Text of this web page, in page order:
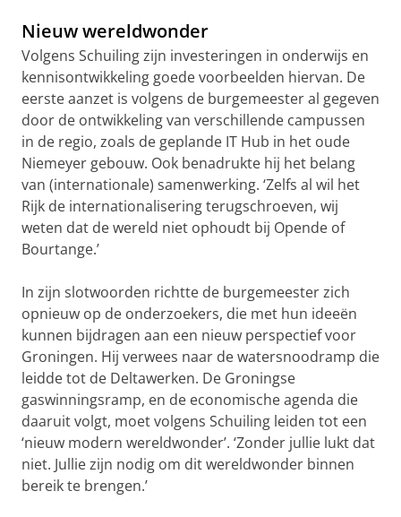
Nieuw wereldwonder
Volgens Schuiling zijn investeringen in onderwijs en
kennisontwikkeling goede voorbeelden hiervan. De
eerste aanzet is volgens de burgemeester al gegeven
door de ontwikkeling van verschillende campussen
in de regio, zoals de geplande IT Hub in het oude
Niemeyer gebouw. Ook benadrukte hij het belang
van (internationale) samenwerking. ‘Zelfs al wil het
Rijk de internationalisering terugschroeven, wij
weten dat de wereld niet ophoudt bij Opende of
Bourtange.’
In zijn slotwoorden richtte de burgemeester zich
opnieuw op de onderzoekers, die met hun ideeën
kunnen bijdragen aan een nieuw perspectief voor
Groningen. Hij verwees naar de watersnoodramp die
leidde tot de Deltawerken. De Groningse
gaswinningsramp, en de economische agenda die
daaruit volgt, moet volgens Schuiling leiden tot een
‘nieuw modern wereldwonder’. ‘Zonder jullie lukt dat
niet. Jullie zijn nodig om dit wereldwonder binnen
bereik te brengen.’